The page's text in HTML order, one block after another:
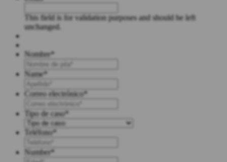
This field is for validation purposes and should be left
unchanged.
Nombre*
Name*
Correo electrónico*
Tipo de caso*
Teléfono*
Number*